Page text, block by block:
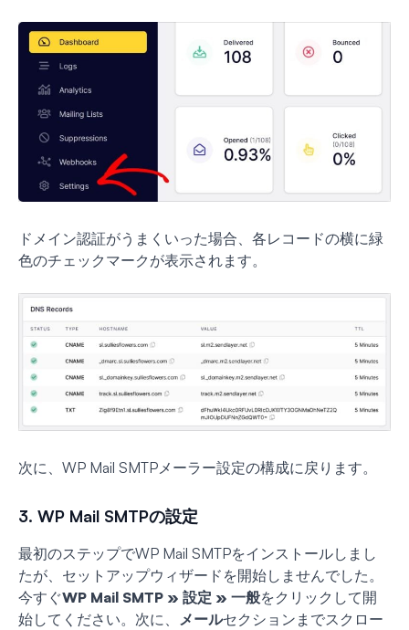
ドメイン認証がうまくいった場合、各レコードの横に緑
色のチェックマークが表示されます。
次に、WP Mail SMTPメーラー設定の構成に戻ります。
3. WP Mail SMTPの設定
最初のステップでWP Mail SMTPをインストールしまし
たが、セットアップウィザードを開始しませんでした。
今すぐWP Mail SMTP » 設定 » 一般をクリックして開
始してください。次に、 メールセクションまでスクロー